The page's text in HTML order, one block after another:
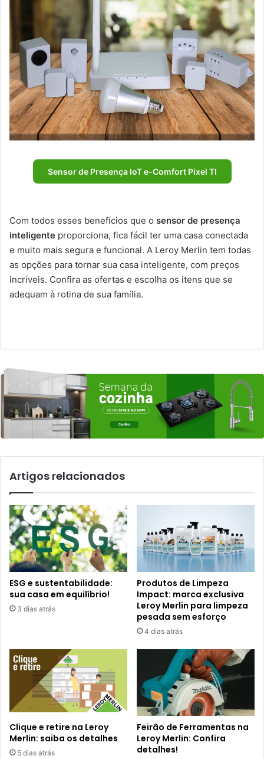
Sensor de Presença IoT e-Comfort Pixel TI
Com todos esses benefícios que o sensor de presença
inteligente proporciona, fica fácil ter uma casa conectada
e muito mais segura e funcional. A Leroy Merlin tem todas
as opções para tornar sua casa inteligente, com preços
incríveis. Confira as ofertas e escolha os itens que se
adequam à rotina de sua família.
Artigos relacionados
ESG e sustentabilidade:
sua casa em equilíbrio!
3 dias atrás
Produtos de Limpeza
Impact: marca exclusiva
Leroy Merlin para limpeza
pesada sem esforço
4 dias atrás
Clique e retire na Leroy
Merlin: saiba os detalhes
5 dias atrás
Feirão de Ferramentas na
Leroy Merlin: Confira
detalhes!